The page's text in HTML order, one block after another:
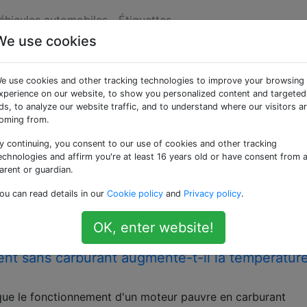
automobiles Étiquettes
«fuel-injection»
de carburant et d'air à consommer par un moteur à
pourquoi pas l'injection d'air?
EFI, ce qui m'a fait penser à l'induction de
à partir d'une rampe commune haute pression pour
sommes capables de faire des brûlures stratifiées dans
sans carburant augmente-t-il la
le fonctionnement d'un moteur pauvre en carburant
use cookies
use cookies and other tracking technologies to improve your browsing
on our website, to show you personalized content and targeted
to analyze our website traffic, and to understand where our visitors
from.
continuing, you consent to our use of cookies and other tracking
and affirm you're at least 16 years old or have consent from a
or guardian.
can read details in our Cookie policy and Privacy policy.
OK, enter website!